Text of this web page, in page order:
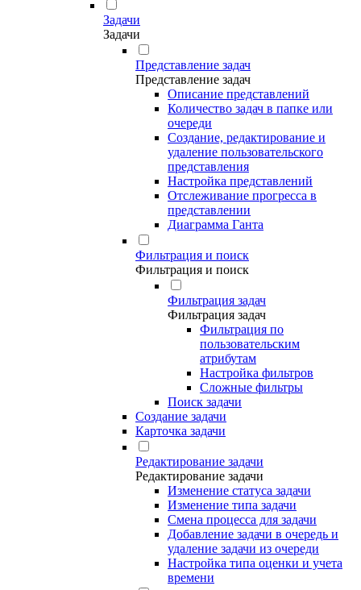
Задачи
Задачи
Представление задач
Представление задач
Описание представлений
Количество задач в папке или
очереди
Создание, редактирование и
удаление пользовательского
представления
Настройка представлений
Отслеживание прогресса в
представлении
Диаграмма Ганта
Фильтрация и поиск
Фильтрация и поиск
Фильтрация задач
Фильтрация задач
Фильтрация по
пользовательским
атрибутам
Настройка фильтров
Сложные фильтры
Поиск задачи
Создание задачи
Карточка задачи
Редактирование задачи
Редактирование задачи
Изменение статуса задачи
Изменение типа задачи
Смена процесса для задачи
Добавление задачи в очередь и
удаление задачи из очереди
Настройка типа оценки и учета
времени